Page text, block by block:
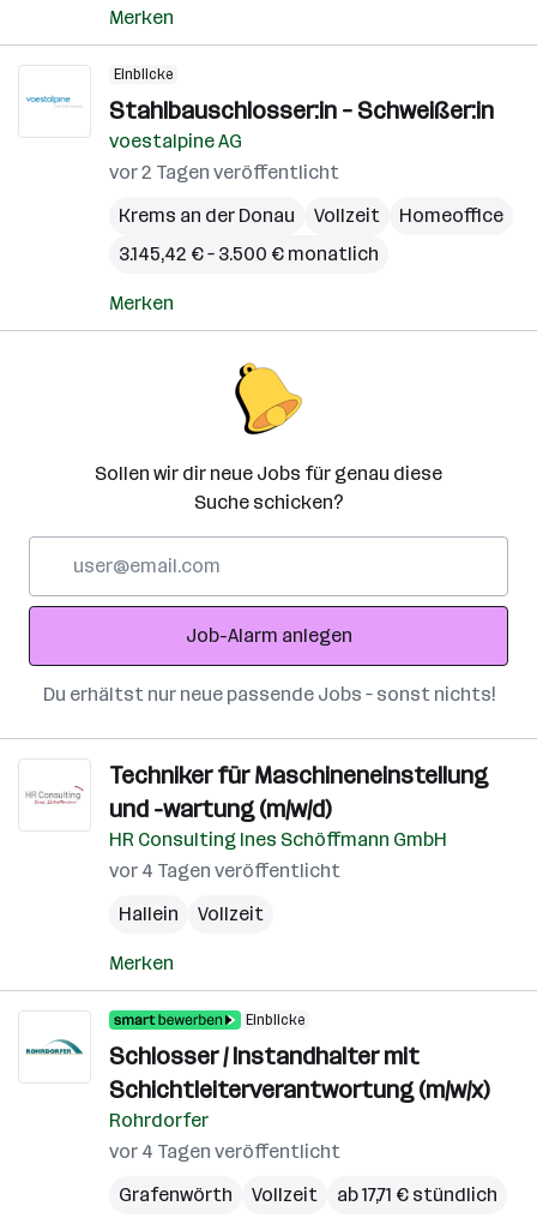
Merken
Einblicke
Stahlbauschlosser:in – Schweißer:in
voestalpine AG
vor 2 Tagen veröffentlicht
Krems an der Donau
Vollzeit
Homeoffice
3.145,42 € – 3.500 € monatlich
Merken
Sollen wir dir neue Jobs für genau diese
Suche schicken?
Adresse
Job-Alarm anlegen
Du erhältst nur neue passende Jobs – sonst nichts!
Techniker für Maschineneinstellung
und -wartung (m/w/d)
HR Consulting Ines Schöffmann GmbH
vor 4 Tagen veröffentlicht
Hallein
Vollzeit
Merken
Einblicke
Schlosser / Instandhalter mit
Schichtleiterverantwortung (m/w/x)
Rohrdorfer
vor 4 Tagen veröffentlicht
Grafenwörth
Vollzeit ab 17,71 € stündlich